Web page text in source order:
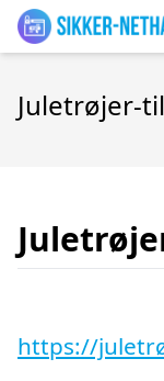
Juletrøjer-
https://